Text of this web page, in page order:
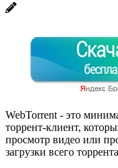
WebTorrent - это
торрент-клиент,
просмотр видео или
загрузки всего